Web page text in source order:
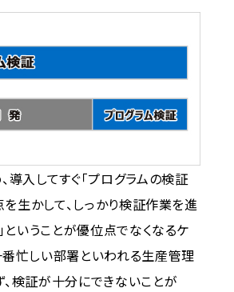
入してすぐ「プログラムの検証
生かして、しっかり検証作業を進
ということが優位点でなくなるケ
忙しい部署といわれる生産管理
検証が十分にできないことが